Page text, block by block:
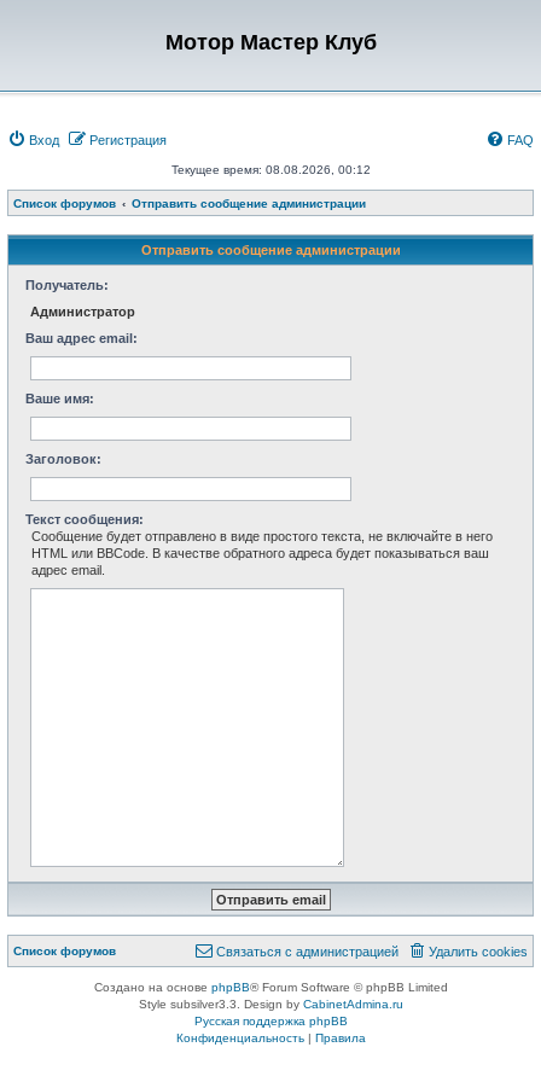
Мотор Мастер Клуб
Вход Регистрация FAQ
Текущее время: 08.08.2026, 00:12
Список форумов Отправить сообщение администрации
Отправить сообщение администрации
Получатель:
Администратор
Ваш адрес email:
Ваше имя:
Заголовок:
Текст сообщения:
Сообщение будет отправлено в виде простого текста, не включайте в него
HTML или BBCode. В качестве обратного адреса будет показываться ваш
адрес email.
Список форумов Удалить cookies
Связаться с администрацией
Создано на основе phpBB® Forum Software © phpBB Limited
Style subsilver3.3. Design by CabinetAdmina.ru
Русская поддержка phpBB
Конфиденциальность| Правила